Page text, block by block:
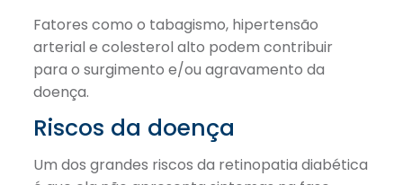
Fatores como o tabagismo, hipertensão
arterial e colesterol alto podem contribuir
para o surgimento e/ou agravamento da
doença.
Riscos da doença
Um dos grandes riscos da retinopatia diabética